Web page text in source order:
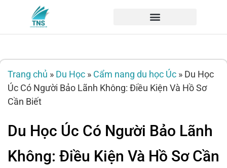
Trang chủ » Du Học » Cẩm nang du học Úc » Du Học
Úc Có Người Bảo Lãnh Không: Điều Kiện Và Hồ Sơ
Cần Biết
Du Học Úc Có Người Bảo Lãnh
Không: Điều Kiện Và Hồ Sơ Cần